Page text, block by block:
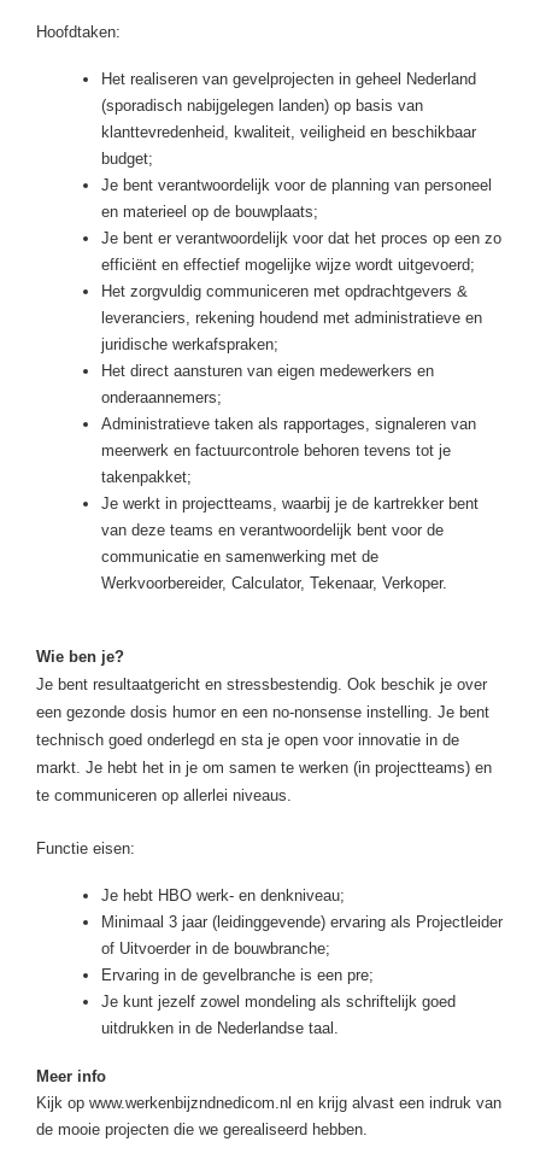
Hoofdtaken:
Het realiseren van gevelprojecten in geheel Nederland
(sporadisch nabijgelegen landen) op basis van
klanttevredenheid, kwaliteit, veiligheid en beschikbaar
budget;
Je bent verantwoordelijk voor de planning van personeel
en materieel op de bouwplaats;
Je bent er verantwoordelijk voor dat het proces op een zo
efficiënt en effectief mogelijke wijze wordt uitgevoerd;
Het zorgvuldig communiceren met opdrachtgevers &
leveranciers, rekening houdend met administratieve en
juridische werkafspraken;
Het direct aansturen van eigen medewerkers en
onderaannemers;
Administratieve taken als rapportages, signaleren van
meerwerk en factuurcontrole behoren tevens tot je
takenpakket;
Je werkt in projectteams, waarbij je de kartrekker bent
van deze teams en verantwoordelijk bent voor de
communicatie en samenwerking met de
Werkvoorbereider, Calculator, Tekenaar, Verkoper.
Wie ben je?
Je bent resultaatgericht en stressbestendig. Ook beschik je over
een gezonde dosis humor en een no-nonsense instelling. Je bent
technisch goed onderlegd en sta je open voor innovatie in de
markt. Je hebt het in je om samen te werken (in projectteams) en
te communiceren op allerlei niveaus.
Functie eisen:
Je hebt HBO werk- en denkniveau;
Minimaal 3 jaar (leidinggevende) ervaring als Projectleider
of Uitvoerder in de bouwbranche;
Ervaring in de gevelbranche is een pre;
Je kunt jezelf zowel mondeling als schriftelijk goed
uitdrukken in de Nederlandse taal.
Meer info
Kijk op www.werkenbijzndnedicom.nl en krijg alvast een indruk van
de mooie projecten die we gerealiseerd hebben.